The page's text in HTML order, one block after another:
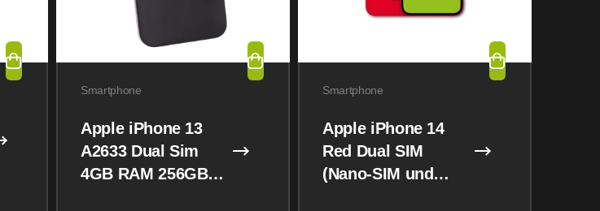
Smartphone
Apple iPhone 13
A2633 Dual Sim
4GB RAM 256GB
Smartphone
Apple iPhone 14
Red Dual SIM
(Nano-SIM und